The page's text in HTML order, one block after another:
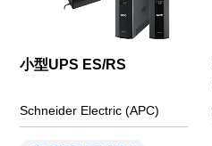
小型UPS ES/RS
Schneider Electric (APC)